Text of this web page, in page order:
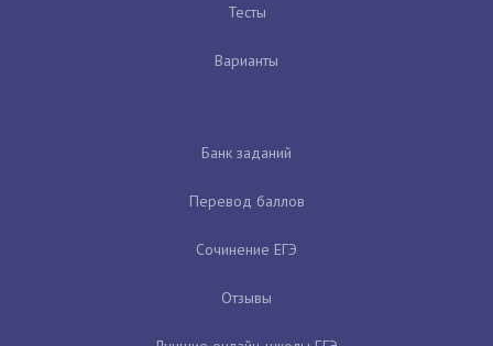
Тесты
Варианты
Банк заданий
Перевод баллов
Сочинение ЕГЭ
Отзывы